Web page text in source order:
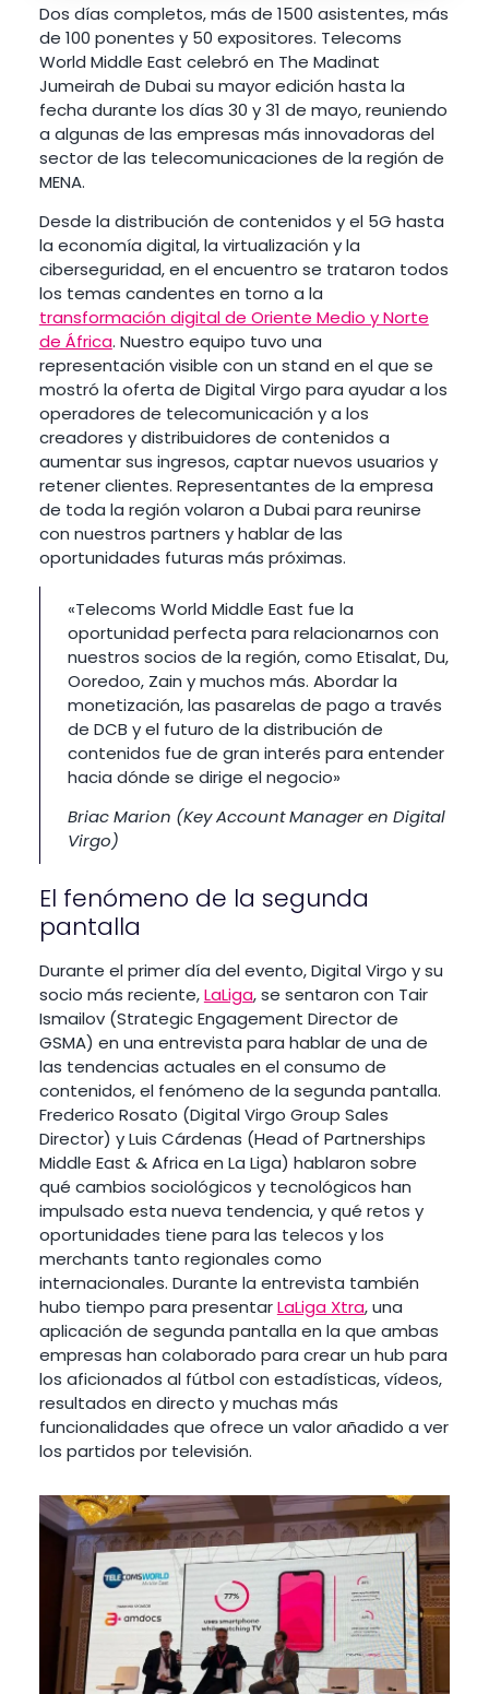
Dos días completos, más de 1500 asistentes, más
de 100 ponentes y 50 expositores. Telecoms
World Middle East celebró en The Madinat
Jumeirah de Dubai su mayor edición hasta la
fecha durante los días 30 y 31 de mayo, reuniendo
a algunas de las empresas más innovadoras del
sector de las telecomunicaciones de la región de
MENA.
Desde la distribución de contenidos y el 5G hasta
la economía digital, la virtualización y la
ciberseguridad, en el encuentro se trataron todos
los temas candentes en torno a la
transformación digital de Oriente Medio y Norte
de África. Nuestro equipo tuvo una
representación visible con un stand en el que se
mostró la oferta de Digital Virgo para ayudar a los
operadores de telecomunicación y a los
creadores y distribuidores de contenidos a
aumentar sus ingresos, captar nuevos usuarios y
retener clientes. Representantes de la empresa
de toda la región volaron a Dubai para reunirse
con nuestros partners y hablar de las
oportunidades futuras más próximas.
«Telecoms World Middle East fue la
oportunidad perfecta para relacionarnos con
nuestros socios de la región, como Etisalat, Du,
Ooredoo, Zain y muchos más. Abordar la
monetización, las pasarelas de pago a través
de DCB y el futuro de la distribución de
contenidos fue de gran interés para entender
hacia dónde se dirige el negocio»
Briac Marion (Key Account Manager en Digital
Virgo)
El fenómeno de la segunda
pantalla
Durante el primer día del evento, Digital Virgo y su
socio más reciente,LaLiga, se sentaron con Tair
Ismailov (Strategic Engagement Director de
GSMA) en una entrevista para hablar de una de
las tendencias actuales en el consumo de
contenidos, el fenómeno de la segunda pantalla.
Frederico Rosato (Digital Virgo Group Sales
Director) y Luis Cárdenas (Head of Partnerships
Middle East & Africa en La Liga) hablaron sobre
qué cambios sociológicos y tecnológicos han
impulsado esta nueva tendencia, y qué retos y
oportunidades tiene para las telecos y los
merchants tanto regionales como
internacionales. Durante la entrevista también
hubo tiempo para presentarLaLiga Xtra, una
aplicación de segunda pantalla en la que ambas
empresas han colaborado para crear un hub para
los aficionados al fútbol con estadísticas, vídeos,
resultados en directo y muchas más
funcionalidades que ofrece un valor añadido a ver
los partidos por televisión.